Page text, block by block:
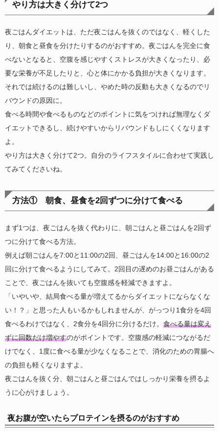
やり方は大きく分けて2つ
夜ごはんダイエットは、ただ夜ごはんを抜くのではなく、軽くした
り、朝食と昼食を分けたりするのがおすすめ。夜ごはんを完全に食
べないとなると、空腹を感じやすくストレスが大きくなったり、必
要な栄養が不足したりと、心と体にかかる負担が大きくなります。
それでは続けるのは難しいし、やめた時の反動も大きくなるのでリ
バウンドの原因に。
食べる時間や食べるものなどのポイントに気をつければ無理なくダ
イエットできるし、続けやすいからリバウンドもしにくくなります
よ。
やり方は大きく分けて2つ。自分のライフスタイルに合わせて実践し
てみてくださいね。
方法① 朝食、昼食を2回ずつに分けて食べる
まず1つは、夜ごはんを抜く代わりに、朝ごはんと昼ごはんを2回ず
つに分けて食べる方法。
例えば朝ごはんを7:00と11:00の2回、昼ごはんを14:00と16:00の2
回に分けて食べるようにしてみて。2回目の遅めのお昼ごはんがある
ことで、夜ごはんを抜いても空腹感を軽減できますよ。
「いやいや、結局食べる量が増えてるからダイエットにならなくな
い！？」と思った人もいるかもしれませんが、がっつり1食分を4回
食べるわけではなく、2食分を4回分に分けるだけ。 食べる量は変え
ずに回数だけ増やすのがポイントです。空腹感の軽減につながるだ
けでなく、1度に食べる量が少なくなることで、消化のための胃腸へ
の負担も軽くなりますよ。
夜ごはんを抜く分、朝ごはんと昼ごはんではしっかり栄養を摂るよ
うに心がけましょう。
夜お腹が空いたらプロテインを摂るのがおすすめ